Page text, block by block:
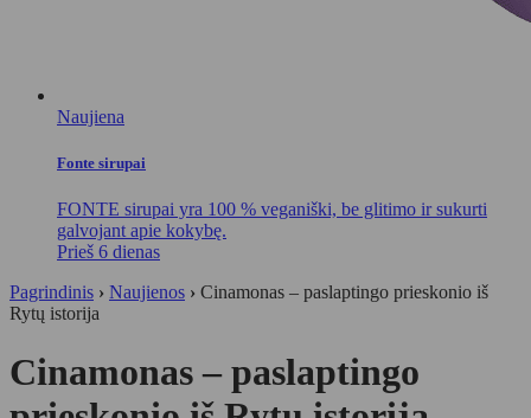
Naujiena
Fonte sirupai
FONTE sirupai yra 100 % veganiški, be glitimo ir sukurti
galvojant apie kokybę.
Prieš 6 dienas
Pagrindinis › Naujienos › Cinamonas – paslaptingo prieskonio iš
Rytų istorija
Cinamonas – paslaptingo